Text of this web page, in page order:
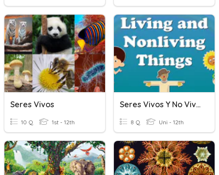
Seres Vivos
10 Q 1st - 12th
Seres Vivos Y No Vivos
8 Q Uni - 12th